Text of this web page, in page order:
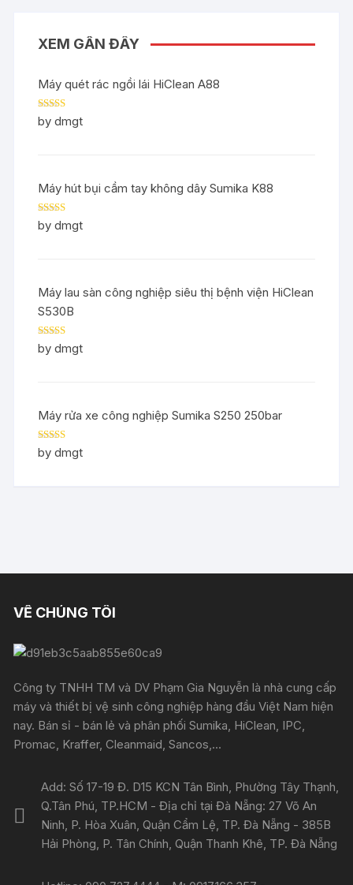
XEM GẦN ĐÂY
Máy quét rác ngồi lái HiClean A88
Rated5out
of 5
by dmgt
Máy hút bụi cầm tay không dây Sumika K88
Rated5out
of 5
by dmgt
Máy lau sàn công nghiệp siêu thị bệnh viện HiClean
S530B
Rated5out
of 5
by dmgt
Máy rửa xe công nghiệp Sumika S250 250bar
Rated5out
of 5
by dmgt
VỀ CHÚNG TÔI
Công ty TNHH TM và DV Phạm Gia Nguyễn là nhà cung cấp
máy và thiết bị vệ sinh công nghiệp hàng đầu Việt Nam hiện
nay. Bán sỉ - bán lẻ và phân phối Sumika, HiClean, IPC,
Promac, Kraffer, Cleanmaid, Sancos,...
Add: Số 17-19 Đ. D15 KCN Tân Bình, Phường Tây Thạnh,
Q.Tân Phú, TP.HCM - Địa chỉ tại Đà Nẵng: 27 Võ An
Ninh, P. Hòa Xuân, Quận Cẩm Lệ, TP. Đà Nẵng - 385B
Hải Phòng, P. Tân Chính, Quận Thanh Khê, TP. Đà Nẵng